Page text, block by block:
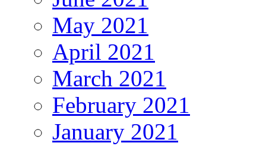
May 2021
April 2021
March 2021
February 2021
January 2021